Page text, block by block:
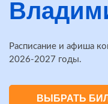
Расписание и афиша
2026-2027 годы.
ВЫБРАТЬ